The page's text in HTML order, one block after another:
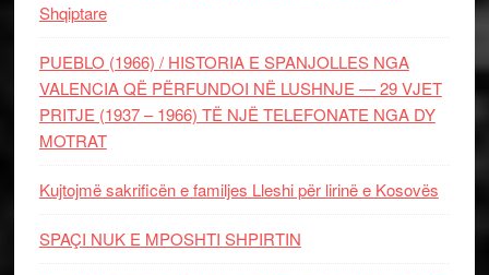
Shqiptare
PUEBLO (1966) / HISTORIA E SPANJOLLES NGA
VALENCIA QË PËRFUNDOI NË LUSHNJE — 29 VJET
PRITJE (1937 – 1966) TË NJË TELEFONATE NGA DY
MOTRAT
Kujtojmë sakrificën e familjes Lleshi për lirinë e Kosovës
SPAÇI NUK E MPOSHTI SHPIRTIN